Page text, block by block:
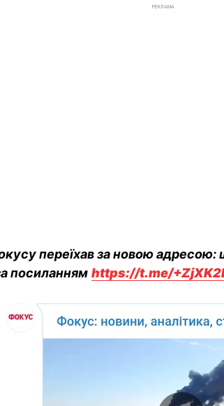
РЕКЛАМА
переїхав за новою адресою:
посиланням https://t.me/